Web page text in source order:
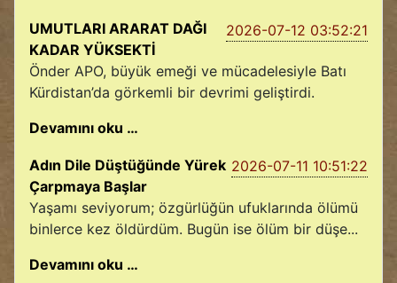
2026-07-12 03:52:21
UMUTLARI ARARAT DAĞI
KADAR YÜKSEKTİ
Önder APO, büyük emeği ve mücadelesiyle Batı
Kürdistan’da görkemli bir devrimi geliştirdi.
Devamını oku …
2026-07-11 10:51:22
Adın Dile Düştüğünde Yürek
Çarpmaya Başlar
Yaşamı seviyorum; özgürlüğün ufuklarında ölümü
binlerce kez öldürdüm. Bugün ise ölüm bir düşe...
Devamını oku …